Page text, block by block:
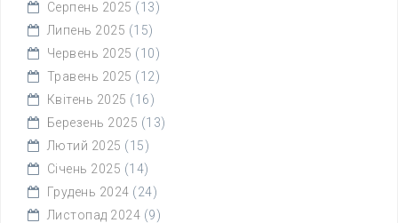
Серпень 2025 (13)
Липень 2025 (15)
Червень 2025 (10)
Травень 2025 (12)
Квітень 2025 (16)
Березень 2025 (13)
Лютий 2025 (15)
Січень 2025 (14)
Грудень 2024 (24)
Листопад 2024 (9)